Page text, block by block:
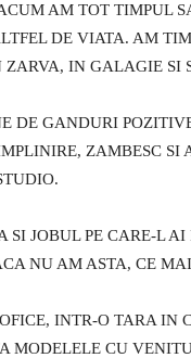
AM TOT TIMPUL
DE VIATA. AM
IN GALAGIE SI
DE GANDURI
ZAMBESC SI
SI JOBUL PE CARE-L
NU AM ASTA, CE
INTR-O TARA IN
MODELELE CU